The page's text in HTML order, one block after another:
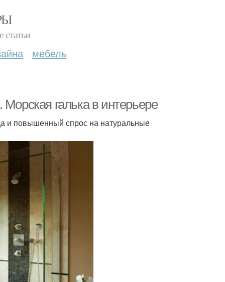
статьи
мебель
галька в интерьере
и повышенный спрос на натуральные